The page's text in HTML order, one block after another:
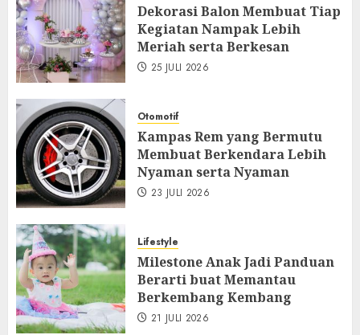
Dekorasi Balon Membuat Tiap
Kegiatan Nampak Lebih
Meriah serta Berkesan
25 JULI 2026
Otomotif
Kampas Rem yang Bermutu
Membuat Berkendara Lebih
Nyaman serta Nyaman
23 JULI 2026
Lifestyle
Milestone Anak Jadi Panduan
Berarti buat Memantau
Berkembang Kembang
21 JULI 2026